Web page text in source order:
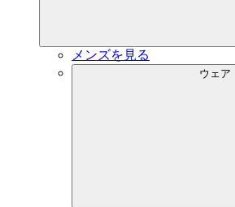
メンズを見る
ウェア